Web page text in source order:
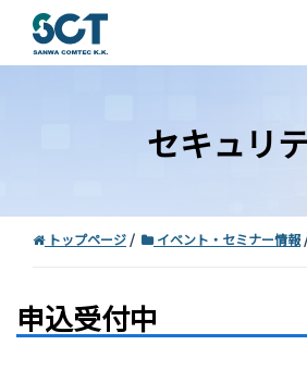
コーポレートサイトはこちら
セキュリ
トップページ イベント・セミナー情報
申込受付中